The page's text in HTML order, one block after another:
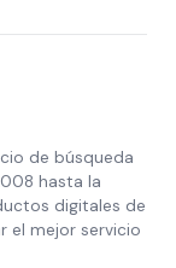
de búsqueda
hasta la
digitales de
el mejor servicio